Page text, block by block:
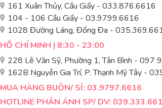
161 Xuân Thủy, Cầu Giấy - 033.876.6616
104 - 106 Cầu Giấy - 03.9799.6616
1028 Đường Láng, Đống Đa -
HỒ CHÍ MINH | 8:30 - 23:00
228 Lê Văn Sỹ, Phường 1, Tân Bình - 097
162B Nguyễn Gia Trí, P. Thạnh Mỹ Tây -
MUA HÀNG BUÔN/ SỈ: 03.9797.6616
HOTLINE PHẢN ÁNH SP/ DV: